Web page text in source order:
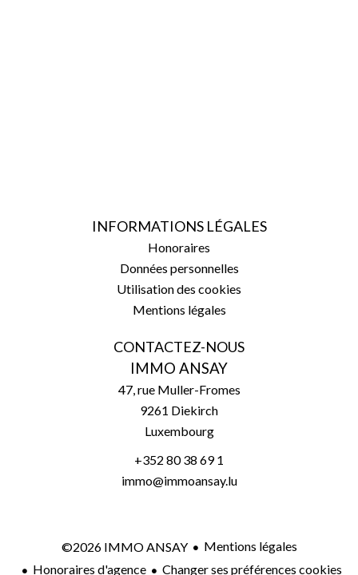
INFORMATIONS LÉGALES
Honoraires
Données personnelles
Utilisation des cookies
Mentions légales
CONTACTEZ-NOUS
IMMO ANSAY
47, rue Muller-Fromes
9261 Diekirch
Luxembourg
+352 80 38 69 1
immo@immoansay.lu
©2026 IMMO ANSAY
Mentions légales
Honoraires d'agence
Changer ses préférences cookies